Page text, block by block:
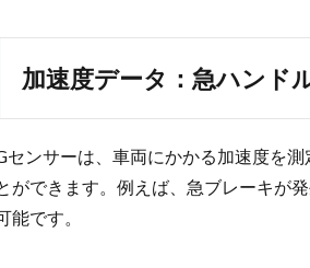
加速度データ：急ハンド
センサーは、車両にかかる加速度を
ができます。例えば、急ブレーキが
能です。